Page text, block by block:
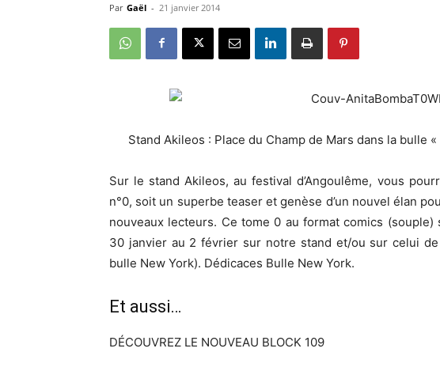
Par Gaël - 21 janvier 2014
Stand Akileos : Place du Champ de Mars dans la bulle
Sur le stand Akileos, au festival d’Angoulême, vous
n°0, soit un superbe teaser et genèse d’un nouvel élan
nouveaux lecteurs. Ce tome 0 au format comics
30 janvier au 2 février sur notre stand et/ou sur celui de
bulle New York). Dédicaces Bulle New York.
Et aussi…
DÉCOUVREZ LE NOUVEAU BLOCK 109